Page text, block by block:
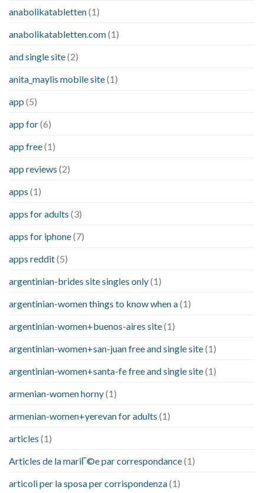
anabolikatabletten(1)
anabolikatabletten.com(1)
and single site(2)
anita_maylis mobile site(1)
app (5)
app for(6)
app free(1)
app reviews (2)
apps (1)
apps for adults (3)
apps for iphone(7)
apps reddit(5)
argentinian-brides site singles only(1)
argentinian-women things to know when a(1)
argentinian-women+buenos-aires site(1)
argentinian-women+san-juan free and single site(1)
argentinian-women+santa-fe free and single site(1)
armenian-women horny(1)
armenian-women+yerevan for adults (1)
articles (1)
Articles de la mariГ©e par correspondance(1)
articoli per la sposa per corrispondenza(1)